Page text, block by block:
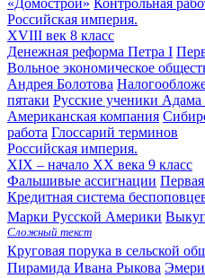
«Домострой» Контрольная
Российская империя.
XVIII век 8 класс
Денежная реформа Петра I
Вольное экономическое
Андрея Болотова
пятаки Русские ученики
Американская компания
работа Глоссарий терминов
Российская империя.
XIX – начало XX века 9 класс
Фальшивые ассигнации
Кредитная система
Марки Русской Америки
Сложный текст
Круговая порука в сельской
Пирамида Ивана Рыкова